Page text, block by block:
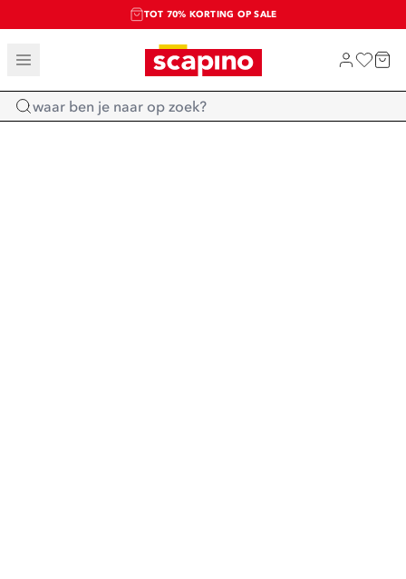
TOT 70% KORTING OP SALE
SALE: LAATSTE KANS!
SHOP NIEUW
Home